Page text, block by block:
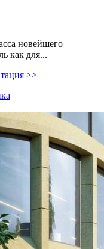
новейшего
как для...
>>